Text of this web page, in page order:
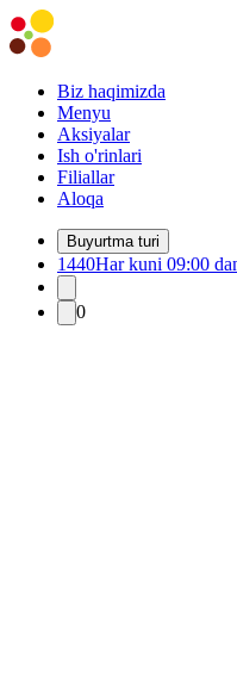
Biz haqimizda
Menyu
Aksiyalar
Ish o'rinlari
Filiallar
Aloqa
Buyurtma turi
1440Har kuni 09:00
0